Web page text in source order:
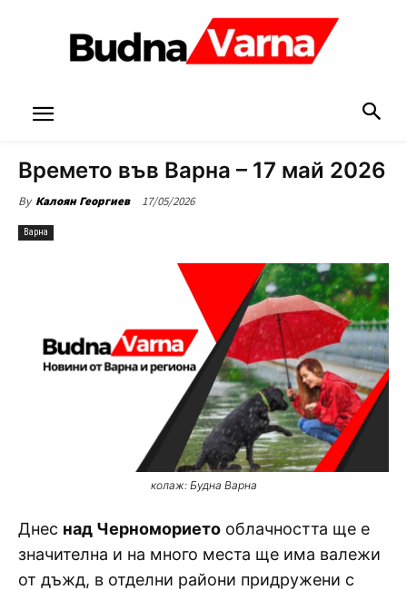
Времето във Варна – 17 май 2026
By Калоян Георгиев 17/05/2026
Варна
колаж: Будна Варна
Днес над Черноморието облачността ще е
значителна и на много места ще има валежи
от дъжд, в отделни райони придружени с